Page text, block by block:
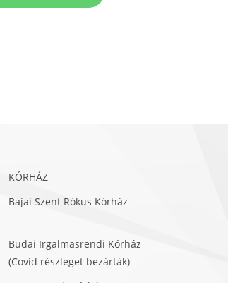
KÓRHÁZ
Bajai Szent Rókus Kórház
Budai Irgalmasrendi Kórház
(Covid részleget bezárták)